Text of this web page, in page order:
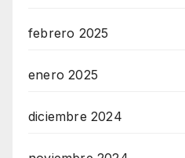
febrero 2025
enero 2025
diciembre 2024